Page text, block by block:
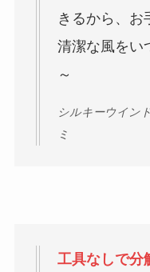
きるから、お
清潔な風をい
～
シルキーウイン
ミ
工具なしで分